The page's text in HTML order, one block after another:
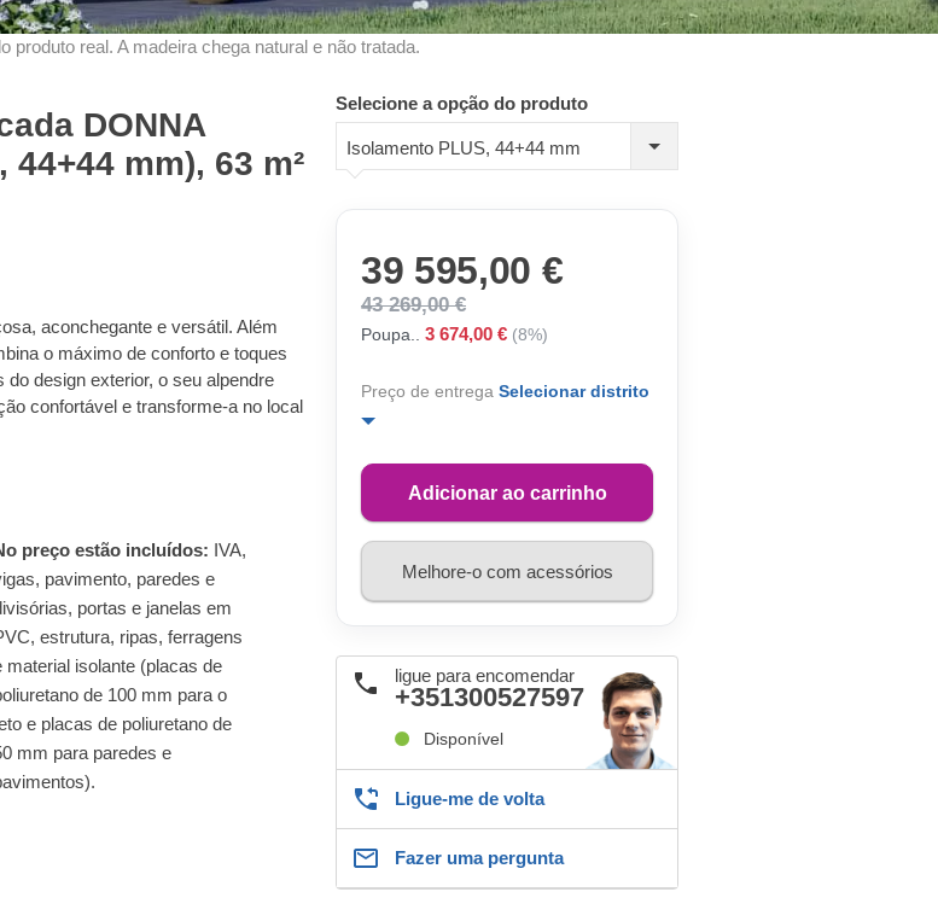
real. A madeira chega natural e não tratada.
DONNA
mm), 63 m²
aconchegante e versátil. Além
o máximo de conforto e toques
design exterior, o seu alpendre
confortável e transforme-a no local
preço estão incluídos: IVA,
pavimento, paredes e
portas e janelas em
estrutura, ripas, ferragens
material isolante (placas de
de 100 mm para o
e placas de poliuretano de
mm para paredes e
Selecione a opção do produto
Isolamento PLUS, 44+44 mm
39 595,00 €
43 269,00 €
Poupa.. 3 674,00 € (8%)
Preço de entrega Selecionar distrito
Adicionar ao carrinho
Melhore-o com acessórios
ligue para encomendar
+351300527597
Disponível
Ligue-me de volta
Fazer uma pergunta